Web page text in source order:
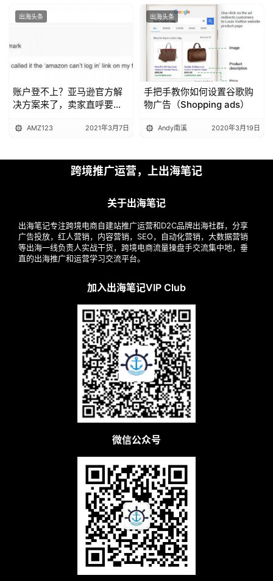
出海头条
账户登不上？亚马逊官方解
决方案来了，卖家直呼要收
AMZ123 2021年3月7日
出海头条
手把手教你如何设置谷歌购
物广告（Shopping ads）
Andy南溪 2020年3月19日
跨境推广运营，上出海笔记
关于出海笔记
出海笔记专注跨境电商自建站推广运营和D2C品牌出海社群，分享
广告投放，红人营销，内容营销，SEO，自动化营销，大数据营销
等出海一线负责人实战干货，跨境电商流量操盘手交流集中地，垂
直的出海推广和运营学习交流平台。
加入出海笔记VIP Club
微信公众号